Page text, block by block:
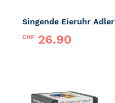
Singende Eieruhr Adler
CHF26.90